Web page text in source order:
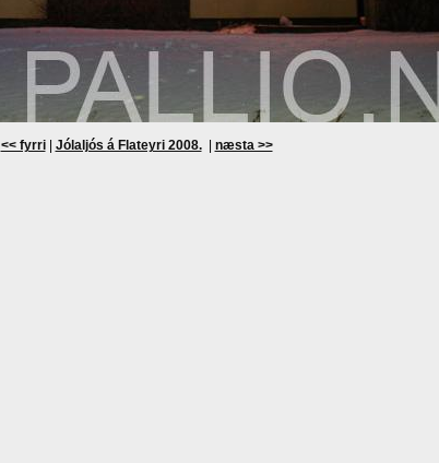
<< fyrri| Jólaljós á Flateyri 2008.| næsta >>